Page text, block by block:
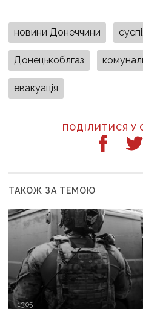
новини Донеччини
Донецькоблгаз
евакуація
ПОДІЛИТИСЯ У
ТАКОЖ ЗА ТЕМОЮ
13:05